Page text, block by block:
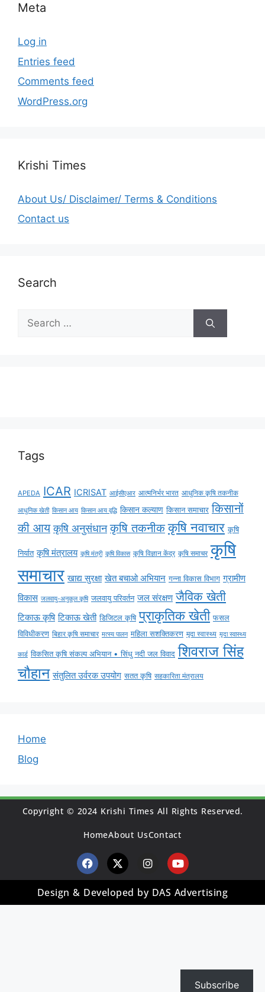
Meta
Log in
Entries feed
Comments feed
WordPress.org
Krishi Times
About Us/ Disclaimer/ Terms & Conditions
Contact us
Search
Tags
APEDA ICAR ICRISAT आईसीएआर आत्मनिर्भर भारत आधुनिक कृषि तकनीक
आधुनिक खेती किसान आय किसान आय वृद्धि किसान कल्याण किसान समाचार किसानों
की आय कृषि अनुसंधान कृषि तकनीक कृषि नवाचार कृषि
निर्यात कृषि मंत्रालय कृषि मंत्री कृषि विकास कृषि विज्ञान केंद्र कृषि समाचर कृषि
समाचार खाद्य सुरक्षा खेत बचाओ अभियान गन्ना विकास विभाग ग्रामीण
विकास जलवायु-अनुकूल कृषि जलवायु परिवर्तन जल संरक्षण जैविक खेती
टिकाऊ कृषि टिकाऊ खेती डिजिटल कृषि प्राकृतिक खेती फसल
विविधीकरण बिहार कृषि समाचार मत्स्य पालन महिला सशक्तिकरण मृदा स्वास्थ्य मृदा स्वास्थ्य
कार्ड विकसित कृषि संकल्प अभियान • सिंधु नदी जल विवाद शिवराज सिंह
चौहान संतुलित उर्वरक उपयोग सतत कृषि सहकारिता मंत्रालय
Home
Blog
Copyright © 2024 Krishi Times All Rights Reserved.
HomeAbout UsContact
Design & Developed by DAS Advertising
Subscribe